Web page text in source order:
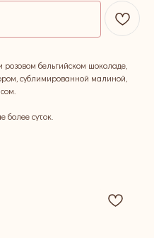
бельгийском шоколаде,
сублимированной малиной,
более суток.